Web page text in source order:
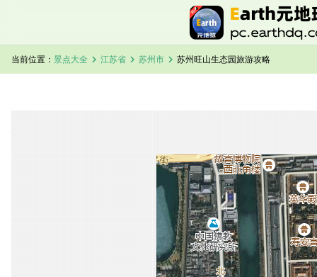
当前位置： 景点大全 chevron_right 江苏省 chevron_right 苏州市 chevron_right 苏州旺山生态园旅游攻略